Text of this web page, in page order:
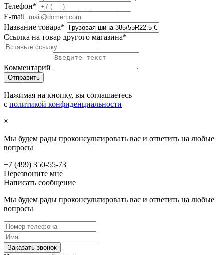
Телефон*
E-mail
Название товара*
Ссылка на товар другого магазина*
Комментарий
Нажимая на кнопку, вы соглашаетесь
с политикой конфиденциальности
×
Мы будем рады проконсультировать вас и ответить на любые
вопросы
+7 (499) 350-55-73
Перезвоните мне
Написать сообщение
Мы будем рады проконсультировать вас и ответить на любые
вопросы
Заказать звонок